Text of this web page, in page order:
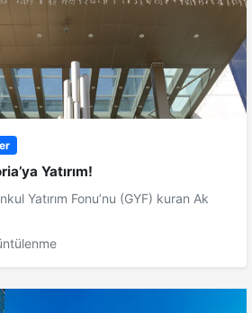
Yatırım!
Yatırım Fonu’nu (GYF) kuran Ak